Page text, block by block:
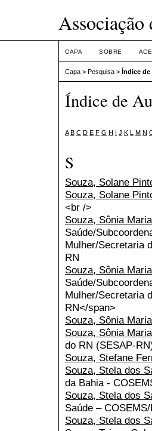
Associação
CAPA SOBRE
Capa > Pesquisa > Índice
Índice de
A B C D E F G H I J K L M N
S
Souza, Solane
Souza, Solane
<br />
Souza, Sônia
Saúde/
Mulher/Secretaria
RN
Souza, Sônia
Saúde/
Mulher/Secretaria
RN</span>
Souza, Sônia
Souza, Sônia
do RN (SESAP-
Souza, Stefane
Souza, Stela dos
da Bahia -
Souza, Stela dos
Saúde –
Souza, Stela dos